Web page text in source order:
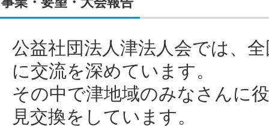
公益社団法人津法人会では、
に交流を深めています。
その中で津地域のみなさんに
見交換をしています。